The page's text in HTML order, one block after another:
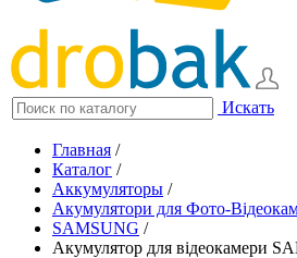
Искать
Главная /
Каталог /
Аккумуляторы /
Акумулятори для Фото-
SAMSUNG /
Акумулятор для відеокамери